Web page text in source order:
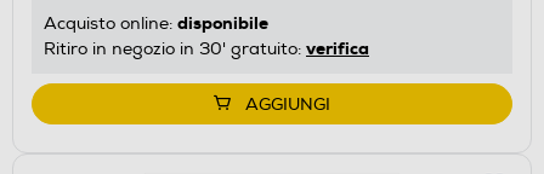
Acquisto online: disponibile
Ritiro in negozio in 30' gratuito: verifica
AGGIUNGI